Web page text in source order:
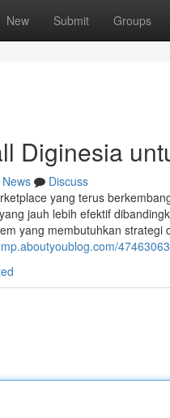
New Submit Groups
Diginesia
News
Discuss
yang terus
jauh lebih efektif
yang membutuhkan